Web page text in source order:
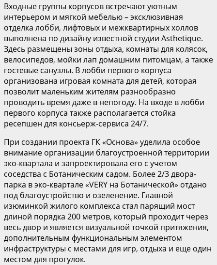
Входные группы корпусов встречают уютным
интерьером и мягкой мебелью – эксклюзивная
отделка лобби, лифтовых и межквартирных холлов
выполнена по дизайну известной студии Asthetique.
Здесь размещены зоны отдыха, комнаты для колясок,
велосипедов, мойки лап домашним питомцам, а также
гостевые санузлы. В лобби первого корпуса
организована игровая комната для детей, которая
позволит маленьким жителям разнообразно
проводить время даже в непогоду. На входе в лобби
первого корпуса также располагается стойка
ресепшен для консьерж-сервиса 24/7.
При создании проекта ГК «Основа» уделила особое
внимание организации благоустроенной территории
эко-квартала и запроектировала его с учетом
соседства с Ботаническим садом. Более 2/3 двора-
парка в эко-квартале «VERY на Ботанической» отдано
под благоустройство и озеленение. Главной
изюминкой жилого комплекса стал парящий мост
длиной порядка 200 метров, который проходит через
весь двор и является визуальной точкой притяжения,
дополнительным функциональным элементом
инфраструктуры с местами для игр, отдыха и еще один
местом для прогулок.